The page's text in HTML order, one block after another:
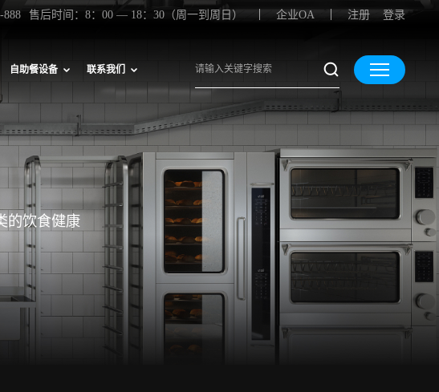
888 售后时间：8：00 — 18：30（周一到周日） 企业OA 注册 登录
自助餐设备 联系我们
的饮食健康